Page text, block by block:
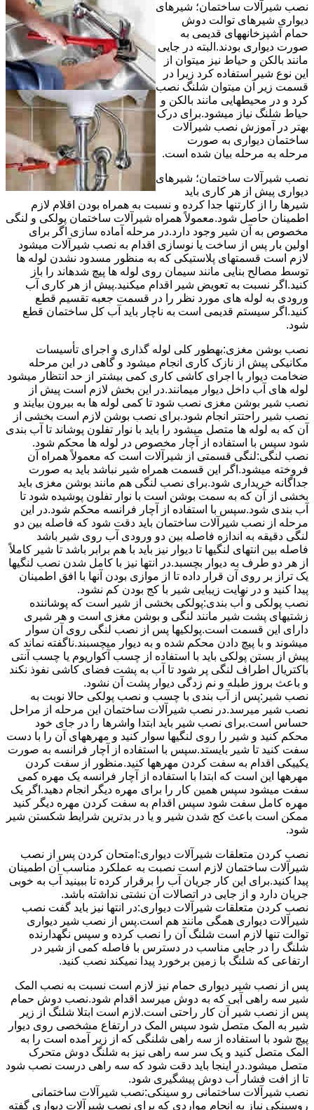
نصب شیرآلات ساختمان؛ شیرهای
دیواری شیرهای توالت دوش
حمام آشپزخانههای قدیمی به
صورت دیواری بودند.البته در جایی
مانند بالکن و حیاط نیز میتوان از
این نوع شیر استفاده کرد زیرا در
قسمت زیر آن میتوان شلنگ نصب
کرد و در محیطهایی مانند بالکن و
حیاط شلنگ نیاز میشود.برای درک
بهتر در آموزش نصب شیرآلات
ساختمان دیواری به صورت
مرحله به مرحله بیان شده است.
نصب شیرآلات ساختمان؛ شیرهای
دیواری پیش از هر کاری باید
شیرها را از کارتنها جدا کرده و نسبت به همراه بودن اقلام لازم
اطمینان حاصل شود.معمولاً همراه شیرآلات ساختمان پولکی و لنگی
مخصوص به آن شیر وجود دارد.در مرحله آماده سازی اگر برای
اولین بار پس از ساخت یا نوسازی اقدام به نصب شیرآلات میشود
لازم است قسمتهای پلاستیکی که به منظور مسدود نشدن لوله ها
توسط مصالح بنایی مانند سیمان روی لوله ها پیچ شدهاند را باز
کنید.اگر نسبت به تعویض شیر اقدام میکنید.پیش از هر کاری آب
ورودی به لوله های مورد نظر را در قسمت جعبه تقسیم قطع
کنید.اگر سیستم قدیمی است به ناچار باید آب کل ساختمان قطع
شود.
نصب بوشن مغزی:بهطور کلی لوله گذاری و اجرای تأسیسات
مکانیکی پیش از نازک کاری انجام میشود و گاهی در این مرحله
ضخامت دیوار با اجرای کاشی کاری کمی بیشتر از حد انتظار میشود
لوله های آب داخل دیوار میمانند.در این بخش لازم است پیش از
نصب شیر بوشن مغزی نصب شود تا کمی لوله ها به بیرون بیایند و
نصب شیر راحتتر انجام شود.برای نصب بوشن لازم است بخشی از
آن که به لوله ها متصل میشود را باید با نوار تفلون پوشاند تا آب بندی
شود سپس با استفاده از آچار مخصوص در لوله ها محکم شود.
نصب لنگی:لنگی قسمتی از شیرآلات است که معمولاً همراه آن
فروخته میشود.اگر این قسمت همراه شیر نباشد باید به صورت
جداگانه خریداری شود.برای نصب لنگی هم مانند بوشن مغزی باید
بخشی از آن که به سمت بوشن است با نوار تفلون پوشیده شود تا
آب بندی شود.سپس با استفاده از آچار فرانسه محکم شود.در این
مرحله از نصب شیرآلات ساختمان باید دقت شود که فاصله بین دو
لنگی دقیقه به اندازه فاصله بین دو ورودی آب روی شیر باشد
فاصله بین انتهای لنگیها تا دیوار نیز باید با هم برابر باشد تا شیر کاملاً
از هر دو طرف به دیوار بچسبد.در انتها نیز با کامل شدن نصب لنگیها
یک تراز بر روی آن قرار داده تا از موازی بودن آنها با افق اطمینان
پیدا کنید و در نهایت زیبایی شیر با کج بودن کم نشود.
نصب پولکی و آب بندی:پولکی بخشی از شیر است که پوشاننده
زشتیهای پشت شیر مانند لنگی و بوشن مغزی است و هر شیری
دارای این قسمت است.پولکیها پس از نصب لنگی روی آن سوار
میشوند و با پیچ دادن محکم شده و به دیوار میچسبند.ناگفته نماند که
پیش از بستن پولکی باید با استفاده از چسب آکواریوم یا چسب آنتی
باکتریال اطراف لنگی پر شود تا آب به پشت فضای کاشی نفوذ نکند
و باعث بروز طبله و نم زدگی دیوار پشت آن نشود.
نصب شیر:پس از آب بندی با چسب و نصب پولکی حالا نوبت به
نصب شیر میرسد.در نصب شیرآلات ساختمان این مرحله از مراحل
حساس است.برای نصب شیر باید ابتدا واشرها را در جای خود
محکم کنید و شیر را روی لنگیها سوار کنید و مهرههای آن را با دست
سفت کنید تا شیر بایستد.سپس با استفاده از آچار فرانسه به صورت
یکییکی اقدام به سفت کردن مهرهها کنید.منظور از سفت کردن
مهرهها این است که ابتدا با استفاده از آچار فرانسه یک مهره کمی
سفت میشود سپس همین کار را برای مهره دیگر انجام دهید.اگر یک
مهره کامل سفت شود سپس اقدام به سفت کردن مهره دیگر کنید
ممکن است باعث کج شدن شیر و یا در بدترین شرایط شکستن شیر
شود.
نصب کردن متعلقات شیرآلات دیواری:امتحان کردن پس از نصب
شیرآلات ساختمان لازم است نصبت به عملکرد مناسب آن اطمینان
پیدا کنید.برای این کار جریان آب را برقرار کرده تا ببینید آب به خوبی
جریان دارد و از جایی در اتصالات آن نشتی نداشته باشد.
نصب کردن متعلقات شیرآلات دیواری:در انتها نیز باید گفت نصب
شیرآلات دیواری همگی مانند هم است.پس از نصب شیر دیواری
توالت تنها لازم است شلنگ آن را نصب کرده و سپس نگهدارنده
شلنگ را در جایی مناسب در دسترس با فاصله کمی از شیر در
ارتفاعی که شلنگ با زمین برخورد پیدا نمیکند نصب کنید.
پس از نصب شیر دیواری حمام نیز لازم است نسبت به نصب المک
شیر سه راهی آبی که به دوش میرسد اقدام شود.نصب دوش حمام
پس از نصب شیر آن کار راحتی است.لازم است ابتلا شلنگ از زیر
شیر به المک متصل شود سپس المک در ارتفاع مشخصی روی دیوار
پیچ شود با استفاده از سه راهی شلنگی که از زیر آمده است را به
المک متصل کنید و یک سر سه راهی نیز به شلنگ دوش متحرک
متصل میشود.در اینجا باید دقت شود که سه راهی درست نصب شود
تا از افت فشار آب دوش پیشگیری شود.
نصب شیرآلات ساختمانی رو سینکی:نصب شیرآلات ساختمانی
روسینکی نیاز به انجام مواردی که برای نصب شیرآلات دیواری گفته